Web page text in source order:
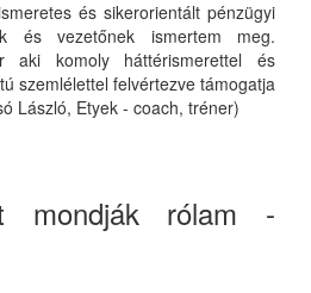
és sikerorientált pénzügyi
és vezetőnek ismertem meg.
aki komoly háttérismerettel és
szemlélettel felvértezve támogatja
László, Etyek - coach, tréner)
mondják rólam -